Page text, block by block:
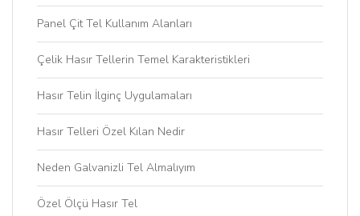
Panel Çit Tel Kullanım Alanları
Çelik Hasır Tellerin Temel Karakteristikleri
Hasır Telin İlginç Uygulamaları
Hasır Telleri Özel Kılan Nedir
Neden Galvanizli Tel Almalıyım
Özel Ölçü Hasır Tel